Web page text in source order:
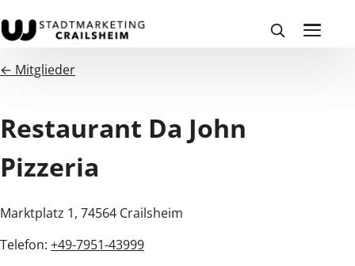
← Mitglieder
Restaurant Da John
Pizzeria
Marktplatz 1, 74564 Crailsheim
Telefon: +49-7951-43999